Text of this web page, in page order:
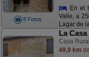
8 Fotos
En el
Valle, a
Lagar de
La
Casa
49,9 km